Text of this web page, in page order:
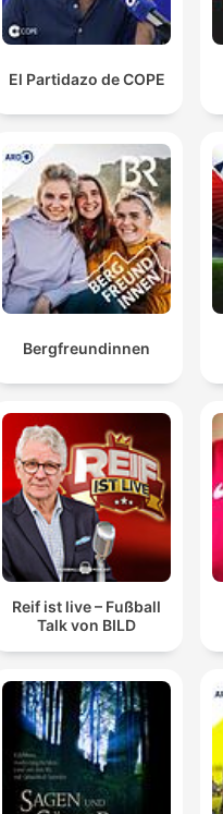
El Partidazo de COPE
Bergfreundinnen
Reif ist live – Fußball
Talk von BILD